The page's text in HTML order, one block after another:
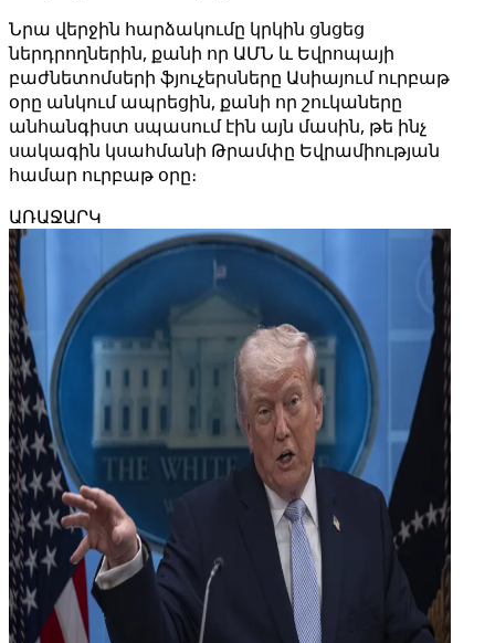
Նրա վերջին հարձակումը կրկին ցնցեց
ներդրողներին, քանի որ ԱՄՆ և Եվրոպայի
բաժնետոմսերի ֆյուչերսները Ասիայում ուրբաթ
օրը անկում ապրեցին, քանի որ շուկաները
անհանգիստ սպասում էին այն մասին, թե ինչ
սակագին կսահմանի Թրամփը Եվրամիության
համար ուրբաթ օրը։
ԱՌԱՋԱՐԿ